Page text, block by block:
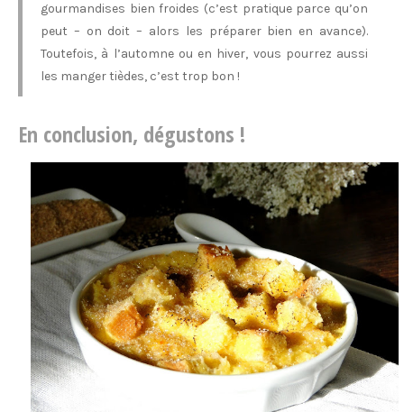
gourmandises bien froides (c’est pratique parce qu’on
peut – on doit – alors les préparer bien en avance).
Toutefois, à l’automne ou en hiver, vous pourrez aussi
les manger tièdes, c’est trop bon !
En conclusion, dégustons !